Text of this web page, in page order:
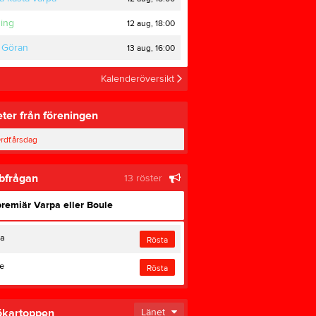
Mulde VK
0
12 aug, 18:00
13 aug, 16:00
Kalenderöversikt
från föreningen
13 röster
Varpa eller Boule
Rösta
Rösta
Länet